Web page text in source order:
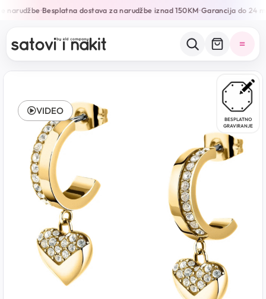
narudžbe•Besplatna dostava za narudžbe iznad 150KM•Garancija do 24
BESPLATNO
GRAVIRANJE
VIDEO